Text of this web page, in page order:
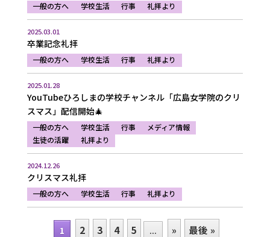
一般の方へ 学校生活 行事 礼拝より
2025.03.01
卒業記念礼拝
一般の方へ 学校生活 行事 礼拝より
2025.01.28
YouTubeひろしまの学校チャンネル「広島女学院のクリ
スマス」配信開始🎄
一般の方へ 学校生活 行事
メディア情報
生徒の活躍
礼拝より
2024.12.26
クリスマス礼拝
一般の方へ 学校生活 行事 礼拝より
1 2 3 4 5 ... » 最後 »